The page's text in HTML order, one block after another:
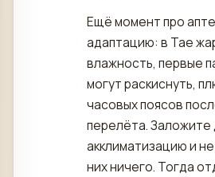
Ещё момент про
адаптацию: в Тае
влажность, первые
могут раскиснуть,
часовых поясов
перелёта. Заложите
акклиматизацию и
них ничего. Тогда